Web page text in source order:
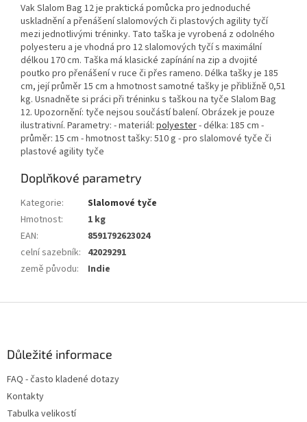
Vak Slalom Bag 12 je praktická pomůcka pro jednoduché
uskladnění a přenášení slalomových či plastových agility tyčí
mezi jednotlivými tréninky. Tato taška je vyrobená z odolného
polyesteru a je vhodná pro 12 slalomových tyčí s maximální
délkou 170 cm. Taška má klasické zapínání na zip a dvojité
poutko pro přenášení v ruce či přes rameno. Délka tašky je 185
cm, její průměr 15 cm a hmotnost samotné tašky je přibližně 0,51
kg. Usnadněte si práci při tréninku s taškou na tyče Slalom Bag
12. Upozornění: tyče nejsou součástí balení. Obrázek je pouze
ilustrativní. Parametry: - materiál: polyester- délka: 185 cm -
průměr: 15 cm - hmotnost tašky: 510 g - pro slalomové tyče či
plastové agility tyče
Doplňkové parametry
Kategorie:
Slalomové tyče
Hmotnost:
1 kg
EAN:
8591792623024
celní sazebník: 42029291
země původu: Indie
Důležité informace
FAQ - často kladené dotazy
Kontakty
Tabulka velikostí